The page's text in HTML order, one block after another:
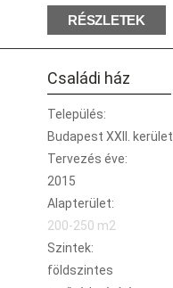
RÉSZLETEK
Családi ház
Település:
Budapest XXII. kerület
Tervezés éve:
2015
Alapterület:
200-250 m2
Szintek:
földszintes